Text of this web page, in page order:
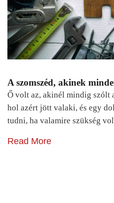
A szomszéd, akinek
Ő volt az, akinél mindig szólt
hol azért jött valaki, és egy
tudni, ha valamire szükség
Read More